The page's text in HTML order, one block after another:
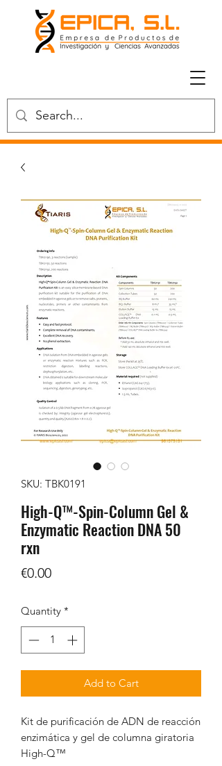
SKU: TBK0191
High-Q™-Spin-Column Gel &
Enzymatic Reaction DNA 50
rxn
€0.00Price
Quantity *
Add to Cart
Kit de purificación de ADN de reacción
enzimática y gel de columna giratoria
High-Q™